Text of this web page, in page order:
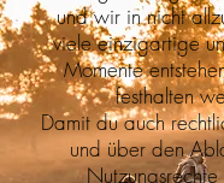
und wir in nicht
viele einzigartige
Momente
festhalten
Damit du auch
und über den